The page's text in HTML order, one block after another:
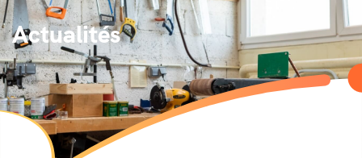
Actualités